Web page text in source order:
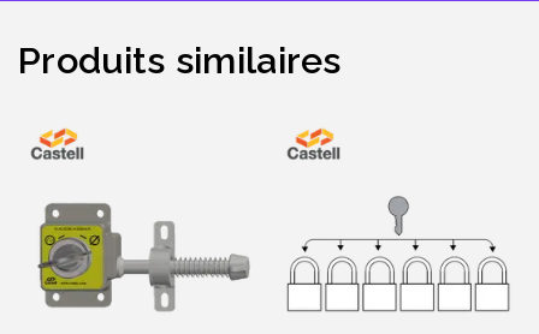
Produits similaires